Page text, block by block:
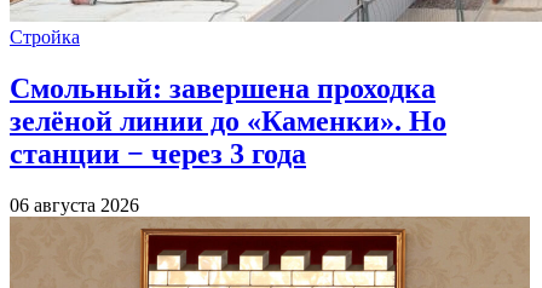
Стройка
Смольный: завершена проходка
зелёной линии до «Каменки». Но
станции − через 3 года
06 августа 2026